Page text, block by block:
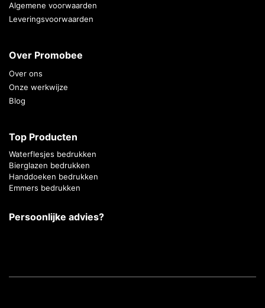
Algemene voorwaarden
Leveringsvoorwaarden
Over Promobee
Over ons
Onze werkwijze
Blog
Top Producten
Waterflesjes bedrukken
Bierglazen bedrukken
Handdoeken bedrukken
Emmers bedrukken
Persoonlijke advies?